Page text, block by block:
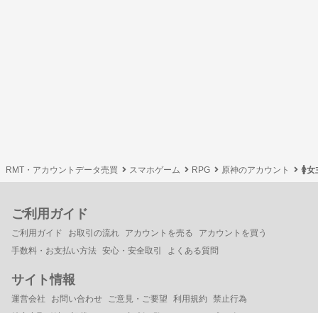
RMT・アカウントデータ売買 スマホゲーム RPG 原神のアカウント 🚺
ご利用ガイド
ご利用ガイド お取引の流れ アカウントを売る
アカウントを買う
手数料・お支払い方法 安心・安全取引 よくある質問
サイト情報
運営会社 お問い合わせ ご意見・ご要望 利用規約
禁止行為